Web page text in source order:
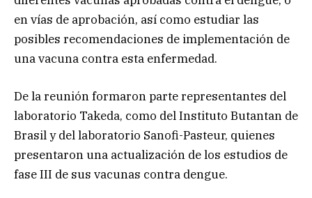
en vías de aprobación, así como estudiar las
posibles recomendaciones de implementación de
una vacuna contra esta enfermedad.
De la reunión formaron parte representantes del
laboratorio Takeda, como del Instituto Butantan de
Brasil y del laboratorio Sanofi-Pasteur, quienes
presentaron una actualización de los estudios de
fase III de sus vacunas contra dengue.